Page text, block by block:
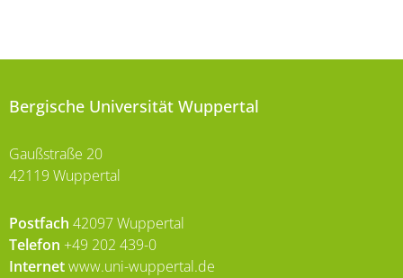
Bergische Universität Wuppertal
Gaußstraße 20
42119 Wuppertal
Postfach 42097 Wuppertal
Telefon +49 202 439-0
Internetwww.uni-wuppertal.de